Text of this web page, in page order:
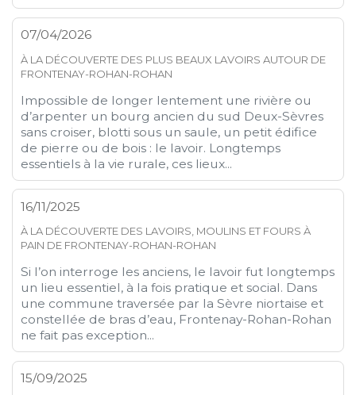
07/04/2026
À LA DÉCOUVERTE DES PLUS BEAUX LAVOIRS AUTOUR DE
FRONTENAY-ROHAN-ROHAN
Impossible de longer lentement une rivière ou
d’arpenter un bourg ancien du sud Deux-Sèvres
sans croiser, blotti sous un saule, un petit édifice
de pierre ou de bois : le lavoir. Longtemps
essentiels à la vie rurale, ces lieux...
16/11/2025
À LA DÉCOUVERTE DES LAVOIRS, MOULINS ET FOURS À
PAIN DE FRONTENAY-ROHAN-ROHAN
Si l’on interroge les anciens, le lavoir fut longtemps
un lieu essentiel, à la fois pratique et social. Dans
une commune traversée par la Sèvre niortaise et
constellée de bras d’eau, Frontenay-Rohan-Rohan
ne fait pas exception...
15/09/2025